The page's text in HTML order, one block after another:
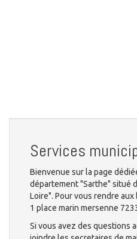
Services
Bienvenue sur la page
département "Sarthe" situé
Loire". Pour vous rendre
1 place marin mersenne
Si vous avez des questions